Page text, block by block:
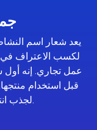
يعد شعار اسم
لكسب الاعتراف في
عمل تجاري. إنه
قبل استخدام
لجذب انتباه الجمهور من الوهلة الأولى.